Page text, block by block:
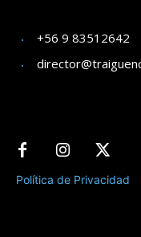
+56 9 83512642
Política de Privacidad